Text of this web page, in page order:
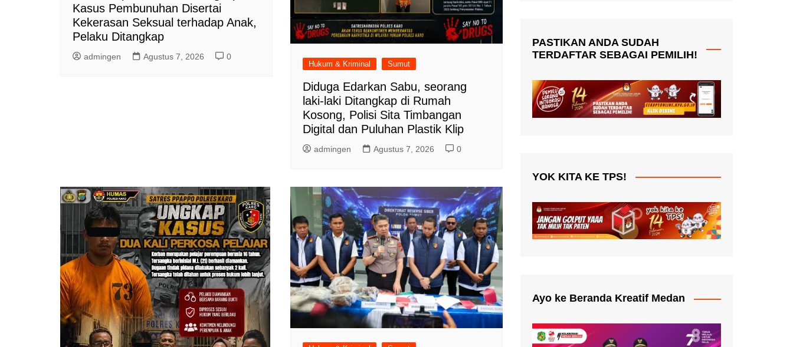
Kasus Pembunuhan Disertai
Kekerasan Seksual terhadap Anak,
Pelaku Ditangkap
admingen Agustus 7, 2026 0
Hukum & Kriminal Sumut
Diduga Edarkan Sabu, seorang
laki-laki Ditangkap di Rumah
Kosong, Polisi Sita Timbangan
Digital dan Puluhan Plastik Klip
admingen Agustus 7, 2026 0
PASTIKAN ANDA SUDAH
TERDAFTAR SEBAGAI PEMILIH!
YOK KITA KE TPS!
Ayo ke Beranda Kreatif Medan